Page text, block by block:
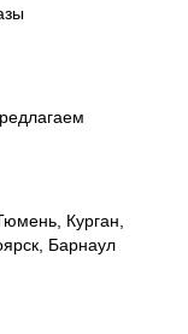
Курган,
Барнаул